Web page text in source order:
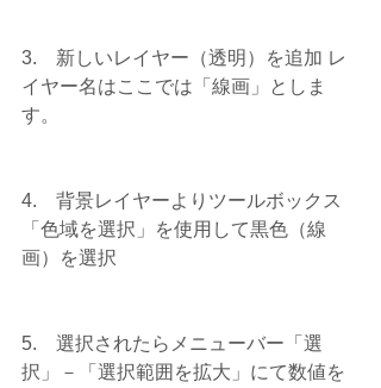
3.    新しいレイヤー（透明）を追加 レ
イヤー名はここでは「線画」としま
す。
4.    背景レイヤーよりツールボックス
「色域を選択」を使用して黒色（線
画）を選択
5.    選択されたらメニューバー「選
択」－「選択範囲を拡大」にて数値を